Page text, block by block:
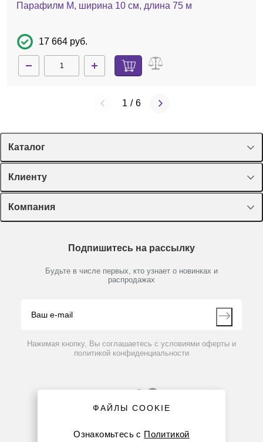
Парафилм M, ширина 10 см, длина 75 м
17 664 руб.
1 / 6
Каталог
Спецпредложения
Оборудование, приборы
Пластик, стекло, принадлежности
Химические реактивы, препараты, наборы
Производители
Клиенту
Лекторий Диаэм
Доставка и оплата
Мобильное приложение
Компания
Партнеры
Контакты
Подпишитесь на рассылку
Будьте в числе первых, кто узнает о новинках и
распродажах
Нажимая кнопку, Вы соглашаетесь с условиями оферты и
политикой конфиденциальности
ФАЙЛЫ COOKIE
Ознакомьтесь с Политикой